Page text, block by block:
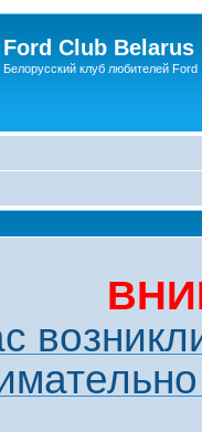
Ford Club Belarus
Белорусский клуб любителей Ford